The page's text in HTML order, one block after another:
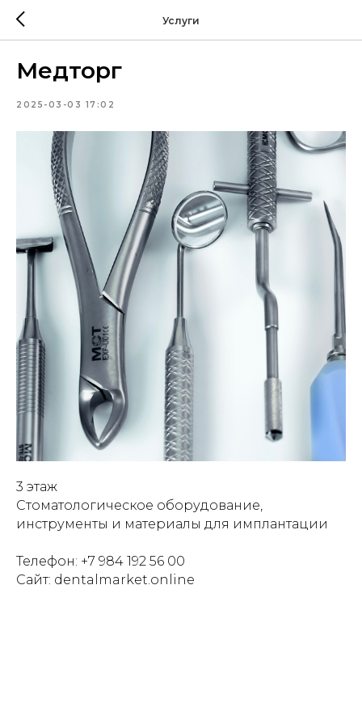
Услуги
Медторг
2025-03-03 17:02
3 этаж
Стоматологическое оборудование,
инструменты и материалы для имплантации
Телефон: +7 984 192 56 00
Сайт: dentalmarket.online